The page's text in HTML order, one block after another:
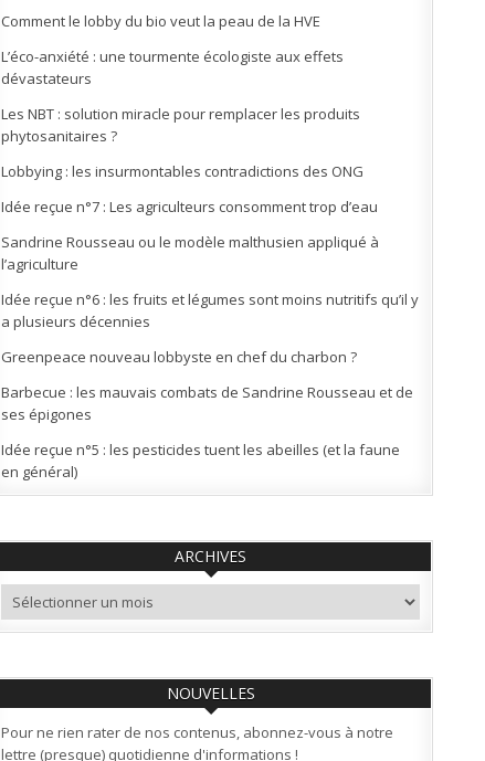
Comment le lobby du bio veut la peau de la HVE
L’éco-anxiété : une tourmente écologiste aux effets
dévastateurs
Les NBT : solution miracle pour remplacer les produits
phytosanitaires ?
Lobbying : les insurmontables contradictions des ONG
Idée reçue n°7 : Les agriculteurs consomment trop d’eau
Sandrine Rousseau ou le modèle malthusien appliqué à
l’agriculture
Idée reçue n°6 : les fruits et légumes sont moins nutritifs qu’il y
a plusieurs décennies
Greenpeace nouveau lobbyste en chef du charbon ?
Barbecue : les mauvais combats de Sandrine Rousseau et de
ses épigones
Idée reçue n°5 : les pesticides tuent les abeilles (et la faune
en général)
ARCHIVES
Archives
NOUVELLES
Pour ne rien rater de nos contenus, abonnez-vous à notre
lettre (presque) quotidienne d'informations !